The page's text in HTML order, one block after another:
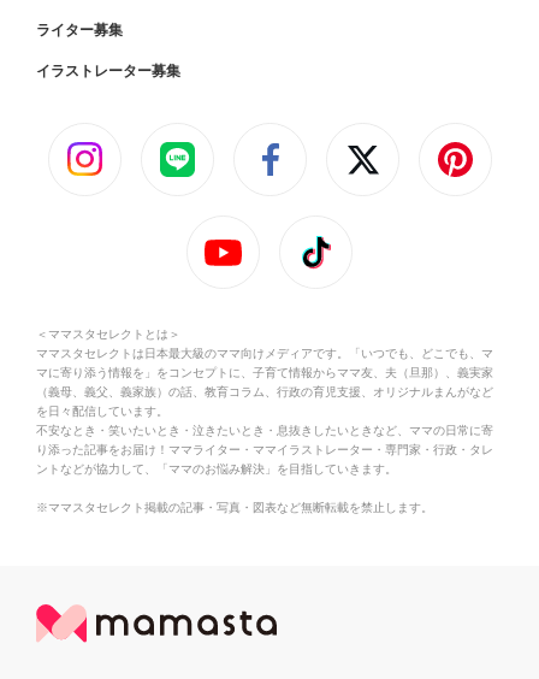
ライター募集
イラストレーター募集
＜ママスタセレクトとは＞
ママスタセレクトは日本最大級のママ向けメディアです。「いつでも、どこでも、マ
マに寄り添う情報を」をコンセプトに、子育て情報からママ友、夫（旦那）、義実家
（義母、義父、義家族）の話、教育コラム、行政の育児支援、オリジナルまんがなど
を日々配信しています。
不安なとき・笑いたいとき・泣きたいとき・息抜きしたいときなど、ママの日常に寄
り添った記事をお届け！ママライター・ママイラストレーター・専門家・行政・タレ
ントなどが協力して、「ママのお悩み解決」を目指していきます。
※ママスタセレクト掲載の記事・写真・図表など無断転載を禁止します。